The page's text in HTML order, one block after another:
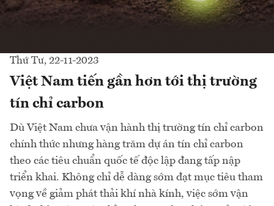
Thứ Tư, 22-11-2023
Việt Nam tiến gần hơn tới thị trường
tín chỉ carbon
Dù Việt Nam chưa vận hành thị trường tín chỉ carbon
chính thức nhưng hàng trăm dự án tín chỉ carbon
theo các tiêu chuẩn quốc tế độc lập đang tấp nập
triển khai. Không chỉ dễ dàng sớm đạt mục tiêu tham
vọng về giảm phát thải khí nhà kính, việc sớm vận